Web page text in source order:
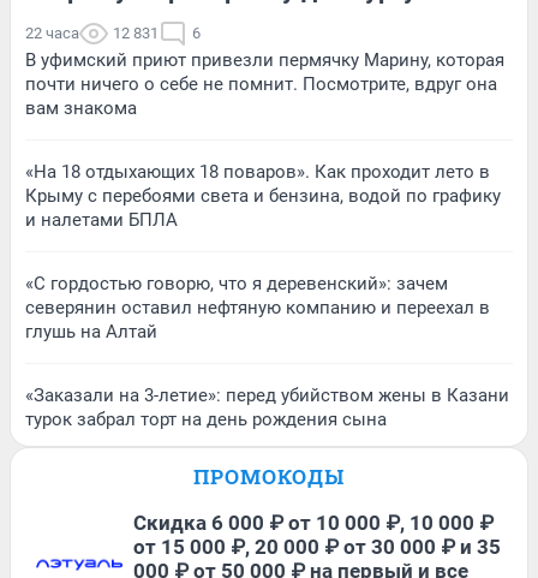
22 часа 12 831 6
В уфимский приют привезли пермячку Марину, которая
почти ничего о себе не помнит. Посмотрите, вдруг она
вам знакома
«На 18 отдыхающих 18 поваров». Как проходит лето в
Крыму с перебоями света и бензина, водой по графику
и налетами БПЛА
«С гордостью говорю, что я деревенский»: зачем
северянин оставил нефтяную компанию и переехал в
глушь на Алтай
«Заказали на 3-летие»: перед убийством жены в Казани
турок забрал торт на день рождения сына
ПРОМОКОДЫ
Скидка 6 000 ₽ от 10 000 ₽, 10 000 ₽
от 15 000 ₽, 20 000 ₽ от 30 000 ₽ и 35
000 ₽ от 50 000 ₽ на первый и все